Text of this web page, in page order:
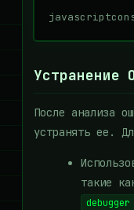
Устранение
После анализа
устранять ее.
такие
debugger